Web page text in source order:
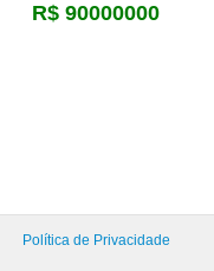
R$ 90000000
Política de Privacidade